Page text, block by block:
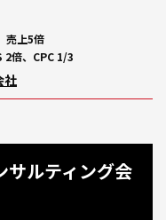
売上5倍
2倍、CPC 1/3
社
サルティング会